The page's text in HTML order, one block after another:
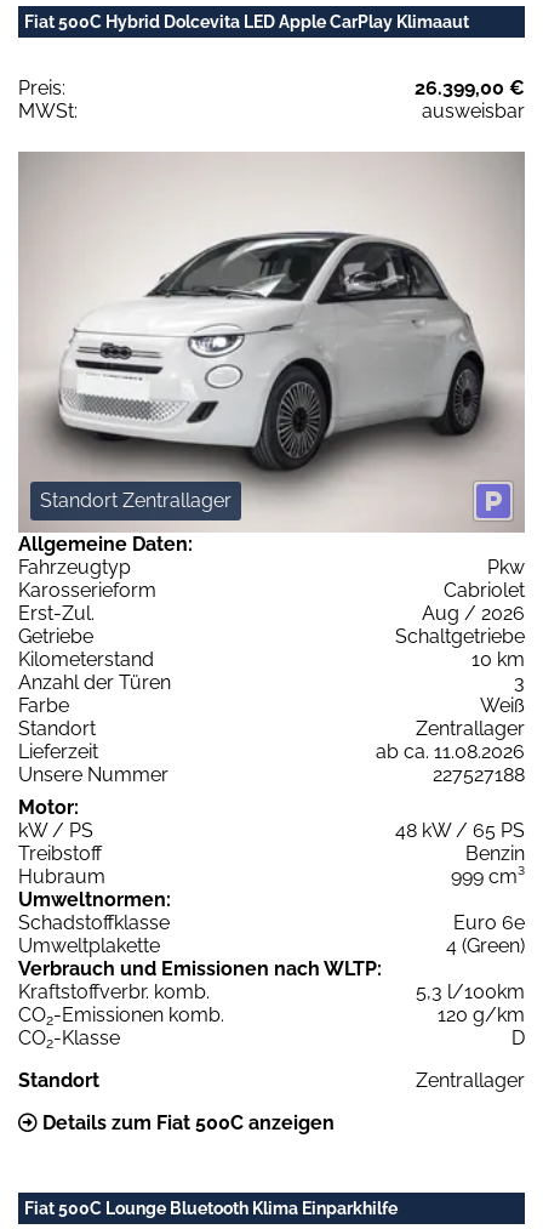
Fiat 500C Hybrid Dolcevita LED Apple CarPlay Klimaaut
Preis:
26.399,00 €
MWSt:
ausweisbar
Standort Zentrallager
Allgemeine Daten:
Fahrzeugtyp
Pkw
Karosserieform
Cabriolet
Erst-Zul.
Aug / 2026
Getriebe
Schaltgetriebe
Kilometerstand
10 km
Anzahl der Türen
3
Farbe
Weiß
Standort
Zentrallager
Lieferzeit
ab ca. 11.08.2026
Unsere Nummer
227527188
Motor:
kW / PS
48 kW / 65 PS
Treibstoff
Benzin
Hubraum
999 cm³
Umweltnormen:
Schadstoffklasse
Euro 6e
Umweltplakette
4 (Green)
Verbrauch und Emissionen nach WLTP:
Kraftstoffverbr. komb.
5,3 l/100km
CO2-Emissionen komb.
120 g/km
CO2-Klasse
D
Standort
Zentrallager
Details zum Fiat 500C anzeigen
Fiat 500C Lounge Bluetooth Klima Einparkhilfe